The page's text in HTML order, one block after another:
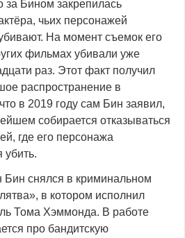
за Бином закрепилась
чьих персонажей
На момент съемок его
фильмах убивали уже
раз. Этот факт получил
распространение в
в 2019 году сам Бин заявил,
собирается отказываться
где его персонажа
убить.
снялся в криминальном
в котором исполнил
Тома Хэммонда. В работе
про бандитскую